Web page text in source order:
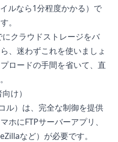
ルなら1分程度かかる）で
。
にクラウドストレージをバ
、迷わずこれを使いましょ
ロードの手間を省いて、直
け）
ル）は、完全な制御を提供
ホにFTPサーバーアプリ、
など）が必要です。